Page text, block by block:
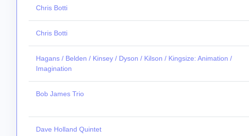
Chris Botti
Chris Botti
Hagans / Belden / Kinsey / Dyson / Kilson / Kingsize: Animation /
Imagination
Bob James Trio
Dave Holland Quintet